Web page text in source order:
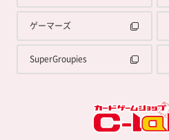
ゲーマーズ
SuperGroupies